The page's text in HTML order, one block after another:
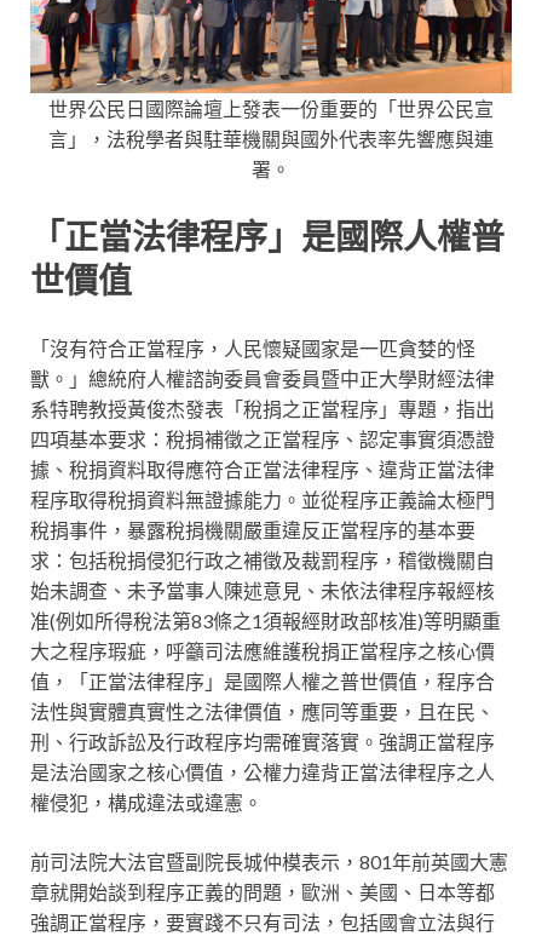
世界公民日國際論壇上發表一份重要的「世界公民宣
言」，法稅學者與駐華機關與國外代表率先響應與連
署。
「正當法律程序」是國際人權普
世價值
「沒有符合正當程序，人民懷疑國家是一匹貪婪的怪
獸。」總統府人權諮詢委員會委員暨中正大學財經法律
系特聘教授黃俊杰發表「稅捐之正當程序」專題，指出
四項基本要求：稅捐補徵之正當程序、認定事實須憑證
據、稅捐資料取得應符合正當法律程序、違背正當法律
程序取得稅捐資料無證據能力。並從程序正義論太極門
稅捐事件，暴露稅捐機關嚴重違反正當程序的基本要
求：包括稅捐侵犯行政之補徵及裁罰程序，稽徵機關自
始未調查、未予當事人陳述意見、未依法律程序報經核
准(例如所得稅法第83條之1須報經財政部核准)等明顯重
大之程序瑕疵，呼籲司法應維護稅捐正當程序之核心價
值，「正當法律程序」是國際人權之普世價值，程序合
法性與實體真實性之法律價值，應同等重要，且在民、
刑、行政訴訟及行政程序均需確實落實。強調正當程序
是法治國家之核心價值，公權力違背正當法律程序之人
權侵犯，構成違法或違憲。
前司法院大法官暨副院長城仲模表示，801年前英國大憲
章就開始談到程序正義的問題，歐洲、美國、日本等都
強調正當程序，要實踐不只有司法，包括國會立法與行